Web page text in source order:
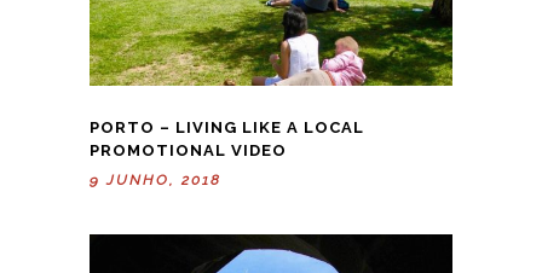
PORTO – LIVING LIKE A LOCAL
PROMOTIONAL VIDEO
9 JUNHO, 2018